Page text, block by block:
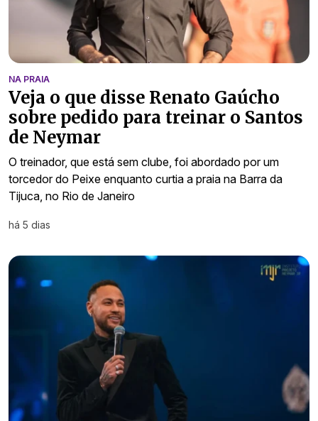
NA PRAIA
Veja o que disse Renato Gaúcho
sobre pedido para treinar o Santos
de Neymar
O treinador, que está sem clube, foi abordado por um
torcedor do Peixe enquanto curtia a praia na Barra da
Tijuca, no Rio de Janeiro
há 5 dias